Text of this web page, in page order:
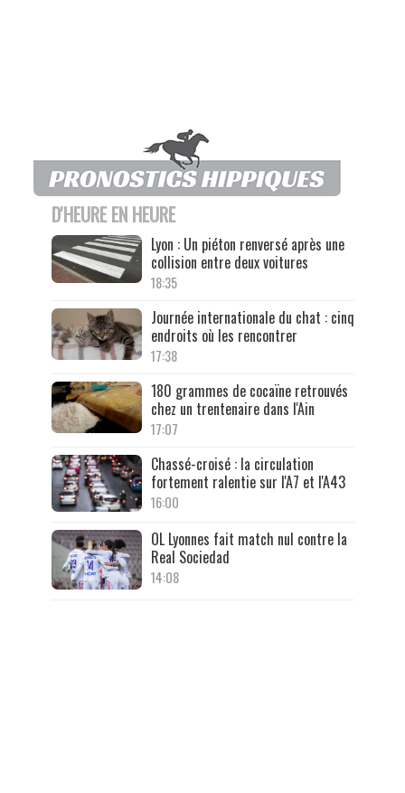
D'HEURE EN HEURE
Lyon : Un piéton renversé après une
collision entre deux voitures
18:35
Journée internationale du chat : cinq
endroits où les rencontrer
17:38
180 grammes de cocaïne retrouvés
chez un trentenaire dans l'Ain
17:07
Chassé-croisé : la circulation
fortement ralentie sur l'A7 et l'A43
16:00
OL Lyonnes fait match nul contre la
Real Sociedad
14:08